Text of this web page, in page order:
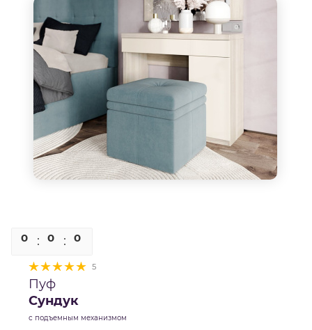
0 0 0
5
Пуф
Сундук
с подъемным механизмом